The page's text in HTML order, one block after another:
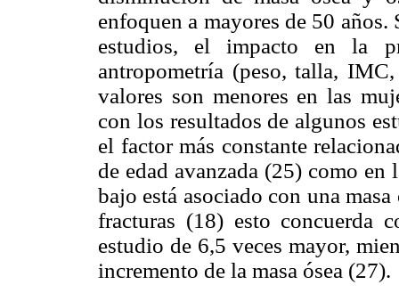
enfoquen a mayores de 50
estudios, el impacto en la
antropometría (peso, talla,
valores son menores en las
con los resultados de algunos
el factor más constante
de edad avanzada (25) como
bajo está asociado con una
fracturas (18) esto concuerda
estudio de 6,5 veces mayor,
incremento de la masa ósea (27).